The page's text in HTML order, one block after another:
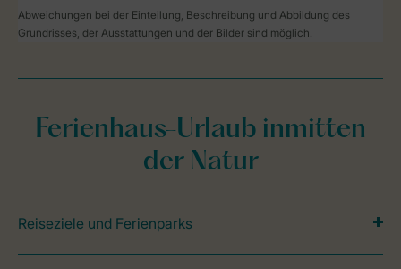
Abweichungen bei der Einteilung, Beschreibung und Abbildung des
Grundrisses, der Ausstattungen und der Bilder sind möglich.
Ferienhaus-Urlaub inmitten
der Natur
Reiseziele und Ferienparks